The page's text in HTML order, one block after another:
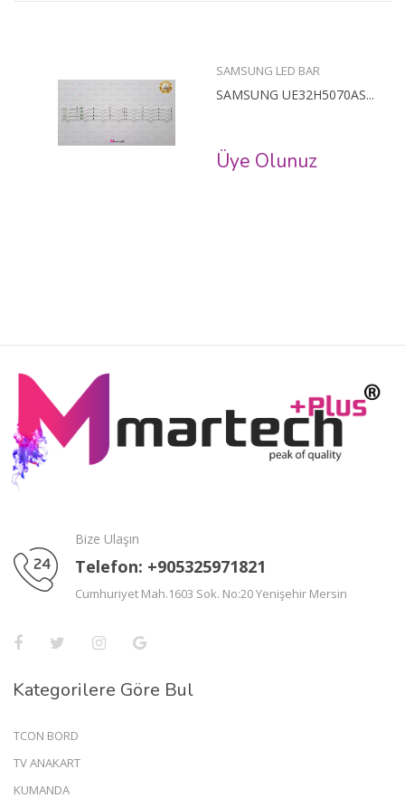
SAMSUNG LED BAR
SAMSUNG UE32H5070AS...
Üye Olunuz
Bize Ulaşın
Telefon: +905325971821
Cumhuriyet Mah.1603 Sok. No:20 Yenişehir Mersin
Kategorilere Göre Bul
TCON BORD
TV ANAKART
KUMANDA